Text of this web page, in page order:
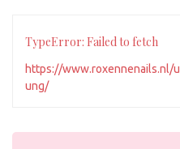
TypeError: Failed to fetch
https://
ung/